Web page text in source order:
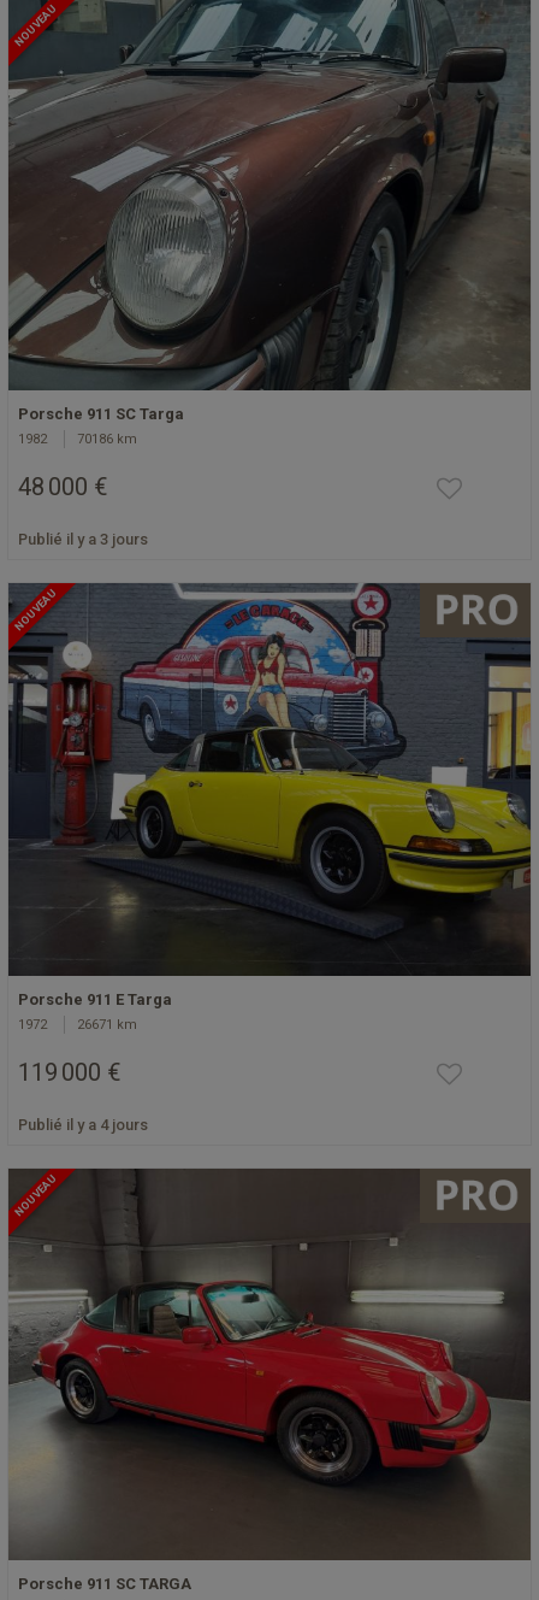
NOUVEAU
Porsche 911 SC Targa
1982 70186 km
48 000 €
Publié il y a 3 jours
NOUVEAU
Porsche 911 E Targa
1972 26671 km
119 000 €
Publié il y a 4 jours
NOUVEAU
Porsche 911 SC TARGA